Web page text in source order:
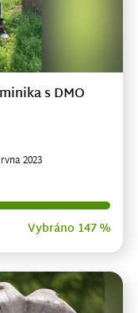
s DMO
2023
Vybráno 147 %